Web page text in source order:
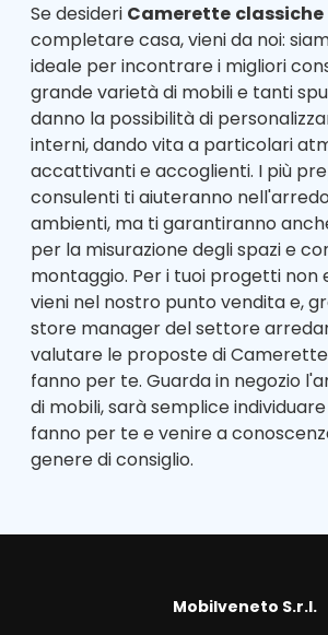
Se desideri Camerette classiche
completare casa, vieni da noi:
ideale per incontrare i migliori
grande varietà di mobili e tanti
danno la possibilità di
interni, dando vita a particolari
accattivanti e accoglienti. I più
consulenti ti aiuteranno
ambienti, ma ti garantiranno
per la misurazione degli spazi e
montaggio. Per i tuoi progetti non
vieni nel nostro punto vendita e,
store manager del settore
valutare le proposte di
fanno per te. Guarda in negozio
di mobili, sarà semplice
fanno per te e venire a
genere di consiglio.
Mobilveneto S.r.l.